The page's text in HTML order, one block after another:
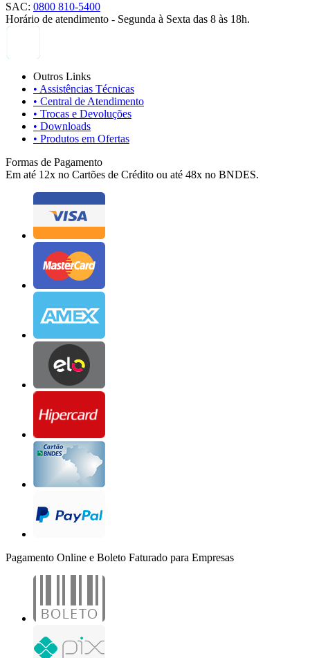
SAC: 0800 810-5400
Horário de atendimento - Segunda à Sexta das 8 às 18h.
Outros Links
• Assistências Técnicas
• Central de Atendimento
• Trocas e Devoluções
• Downloads
• Produtos em Ofertas
Formas de Pagamento
Em até 12x no Cartões de Crédito ou até 48x no BNDES.
Pagamento Online e Boleto Faturado para Empresas